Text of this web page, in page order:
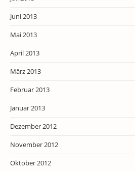
Juni 2013
Mai 2013
April 2013
März 2013
Februar 2013
Januar 2013
Dezember 2012
November 2012
Oktober 2012